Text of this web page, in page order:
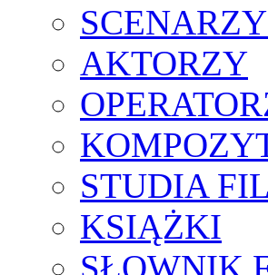
AKTORZY
STUDIA
KSIĄŻKI
SŁOWNIK